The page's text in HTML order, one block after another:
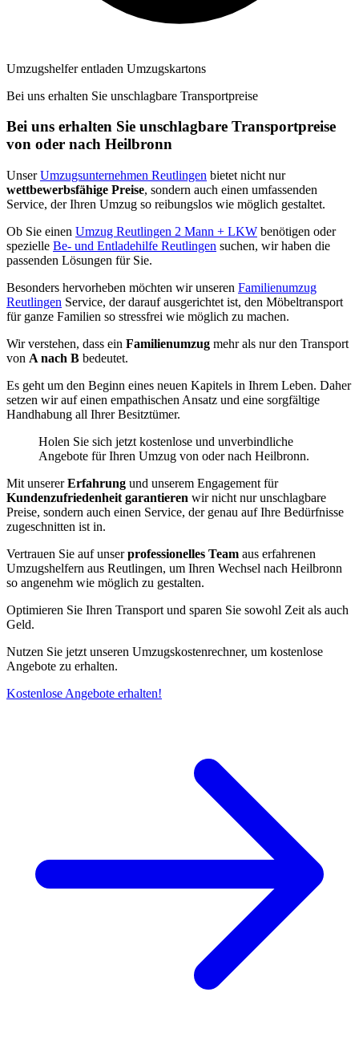
Umzugshelfer entladen Umzugskartons
Bei uns erhalten Sie unschlagbare Transportpreise
Bei uns erhalten Sie unschlagbare Transportpreise
von oder nach Heilbronn
UnserUmzugsunternehmen Reutlingen bietet nicht nur
wettbewerbsfähige Preise, sondern auch einen umfassenden
Service, der Ihren Umzug so reibungslos wie möglich gestaltet.
Ob Sie einen Umzug Reutlingen 2 Mann + LKW benötigen oder
spezielle Be- und Entladehilfe Reutlingen suchen, wir haben die
passenden Lösungen für Sie.
Besonders hervorheben möchten wir unseren Familienumzug
Reutlingen Service, der darauf ausgerichtet ist, den Möbeltransport
für ganze Familien so stressfrei wie möglich zu machen.
Wir verstehen, dass ein Familienumzug mehr als nur den Transport
von A nach B bedeutet.
Es geht um den Beginn eines neuen Kapitels in Ihrem Leben. Daher
setzen wir auf einen empathischen Ansatz und eine sorgfältige
Handhabung all Ihrer Besitztümer.
Holen Sie sich jetzt kostenlose und unverbindliche
Angebote für Ihren Umzug von oder nach Heilbronn.
Mit unsererErfahrung und unserem Engagement für
Kundenzufriedenheit garantieren wir nicht nur unschlagbare
Preise, sondern auch einen Service, der genau auf Ihre Bedürfnisse
zugeschnitten ist in.
Vertrauen Sie auf unserprofessionelles Team aus erfahrenen
Umzugshelfern aus Reutlingen, um Ihren Wechsel nach Heilbronn
so angenehm wie möglich zu gestalten.
Optimieren Sie Ihren Transport und sparen Sie sowohl Zeit als auch
Geld.
Nutzen Sie jetzt unseren Umzugskostenrechner, um kostenlose
Angebote zu erhalten.
Kostenlose Angebote erhalten!